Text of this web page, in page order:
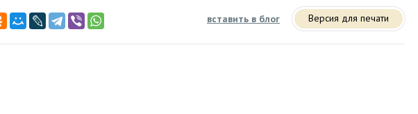
вставить в блог Версия для печати